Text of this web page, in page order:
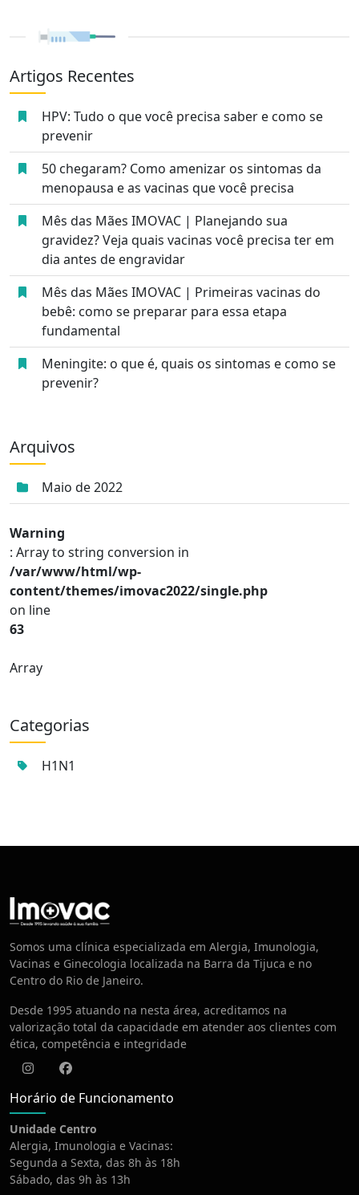
Artigos Recentes
HPV: Tudo o que você precisa saber e como se
prevenir
50 chegaram? Como amenizar os sintomas da
menopausa e as vacinas que você precisa
Mês das Mães IMOVAC | Planejando sua
gravidez? Veja quais vacinas você precisa ter em
dia antes de engravidar
Mês das Mães IMOVAC | Primeiras vacinas do
bebê: como se preparar para essa etapa
fundamental
Meningite: o que é, quais os sintomas e como se
prevenir?
Arquivos
Maio de 2022
Warning
: Array to string conversion in
/var/www/html/wp-
content/themes/imovac2022/single.php
on line
63
Array
Categorias
H1N1
Centro de Vacinação
Somos uma clínica especializada em Alergia, Imunologia,
Vacinas e Ginecologia localizada na Barra da Tijuca e no
Centro do Rio de Janeiro.
Desde 1995 atuando na nesta área, acreditamos na
valorização total da capacidade em atender aos clientes com
ética, competência e integridade
InstagramFacebook
Horário de Funcionamento
Unidade Centro
Alergia, Imunologia e Vacinas:
Segunda a Sexta, das 8h às 18h
Sábado, das 9h às 13h